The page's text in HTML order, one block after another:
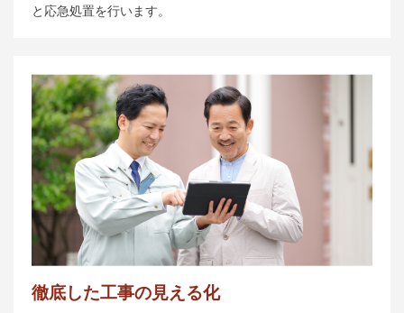
と応急処置を行います。
徹底した工事の見える化